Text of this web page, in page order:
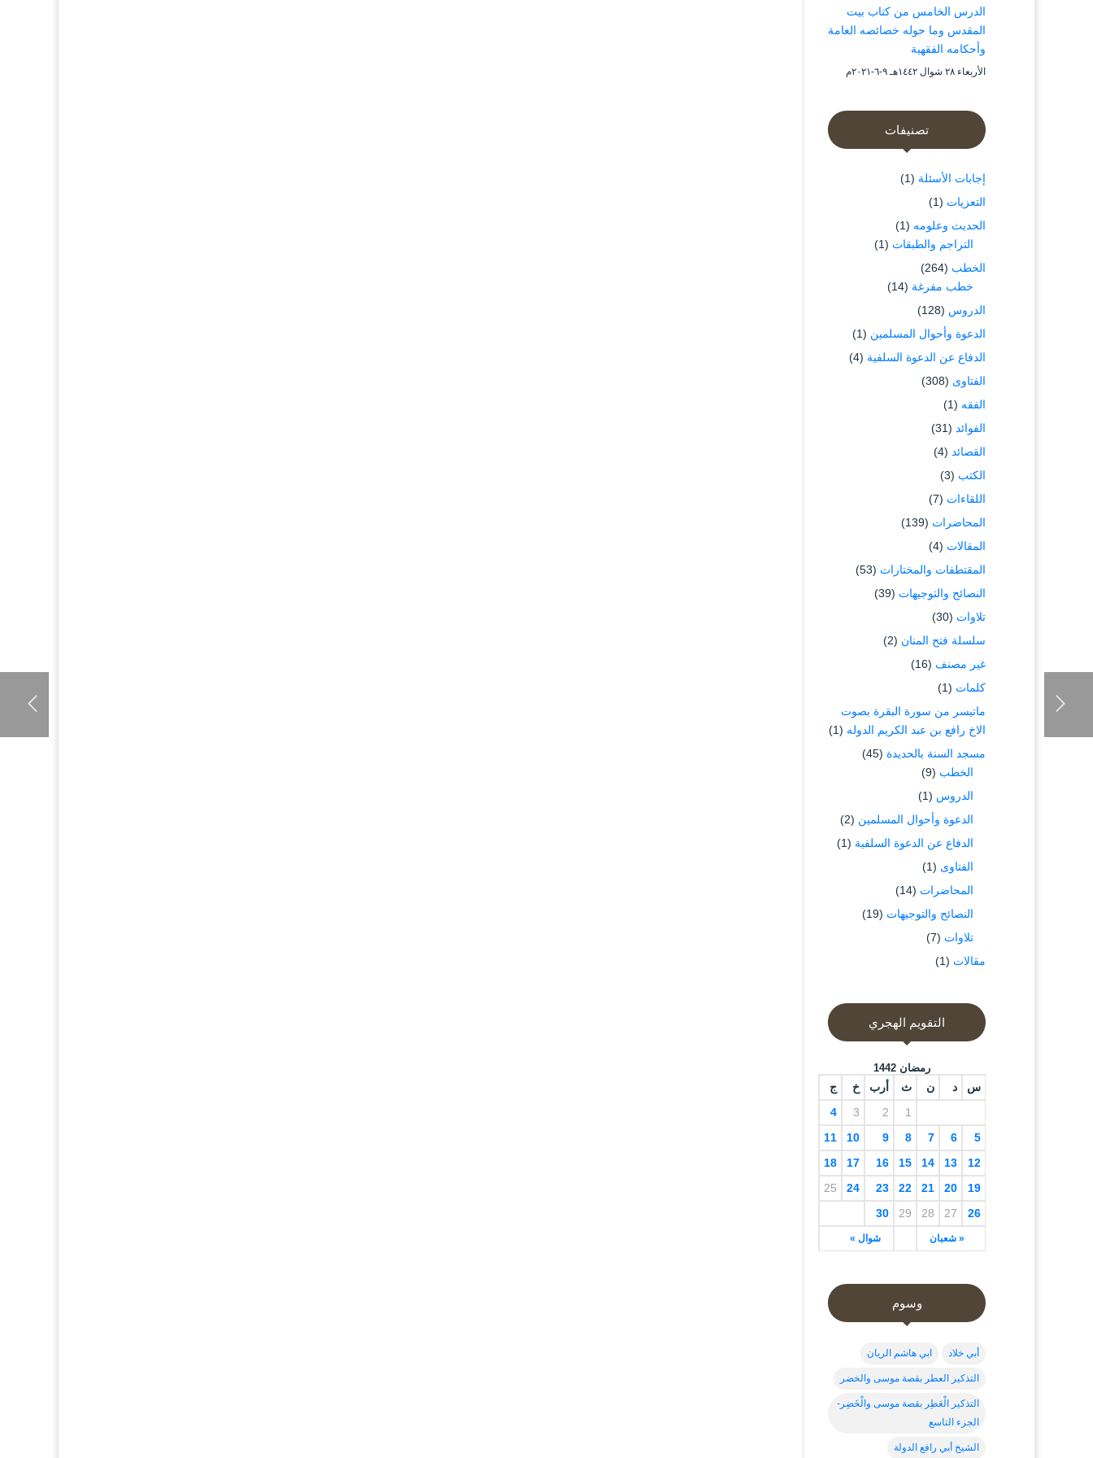
الدرس الخامس من كتاب بيت
المقدس وما حوله خصائصه العامة
وأحكامه الفقهية
الأربعاء ۲۸ شوال ۱٤٤۲هـ ۹-٦-۲۰۲۱م
تصنيفات
إجابات الأسئلة (1)
التعزيات (1)
الحديث وعلومه (1)
التراجم والطبقات (1)
الخطب (264)
خطب مفرغة (14)
الدروس (128)
الدعوة وأحوال المسلمين (1)
الدفاع عن الدعوة السلفية (4)
الفتاوى (308)
الفقه (1)
الفوائد (31)
القصائد (4)
الكتب (3)
اللقاءات (7)
المحاضرات (139)
المقالات (4)
المقتطفات والمختارات (53)
النصائح والتوجيهات (39)
تلاوات (30)
سلسلة فتح المنان (2)
غير مصنف (16)
كلمات (1)
ماتيسر من سورة البقرة بصوت
الاخ رافع بن عبد الكريم الدوله (1)
مسجد السنة بالحديدة (45)
الخطب (9)
الدروس (1)
الدعوة وأحوال المسلمين (2)
الدفاع عن الدعوة السلفية (1)
الفتاوى (1)
المحاضرات (14)
النصائح والتوجيهات (19)
تلاوات (7)
مقالات (1)
التقويم الهجري
رمضان 1442
س د ن ث أرب خ ج
« شعبان شوال »
1
2
3
4
5
6
7
8
9
10
11
12
13
14
15
16
17
18
19
20
21
22
23
24
25
26
27
28
29
30
وسوم
أبي خلاد ابي هاشم الريان
التذكير العطر بقصة موسى والخضر
التذكير الْعَطِر بقصة موسى والْخَضِر-
الجزء التاسع
الشيخ أبي رافع الدولة